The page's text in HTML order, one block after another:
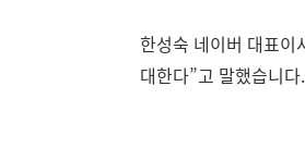
한성숙 네이버 대표이
대한다”고 말했습니다.